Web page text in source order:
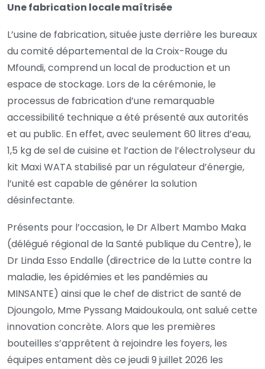
Une fabrication locale maîtrisée
L’usine de fabrication, située juste derrière les bureaux
du comité départemental de la Croix-Rouge du
Mfoundi, comprend un local de production et un
espace de stockage. Lors de la cérémonie, le
processus de fabrication d’une remarquable
accessibilité technique a été présenté aux autorités
et au public. En effet, avec seulement 60 litres d’eau,
1,5 kg de sel de cuisine et l’action de l’électrolyseur du
kit Maxi WATA stabilisé par un régulateur d’énergie,
l’unité est capable de générer la solution
désinfectante.
Présents pour l’occasion, le Dr Albert Mambo Maka
(délégué régional de la Santé publique du Centre), le
Dr Linda Esso Endalle (directrice de la Lutte contre la
maladie, les épidémies et les pandémies au
MINSANTE) ainsi que le chef de district de santé de
Djoungolo, Mme Pyssang Maidoukoula, ont salué cette
innovation concrète. Alors que les premières
bouteilles s’apprêtent à rejoindre les foyers, les
équipes entament dès ce jeudi 9 juillet 2026 les